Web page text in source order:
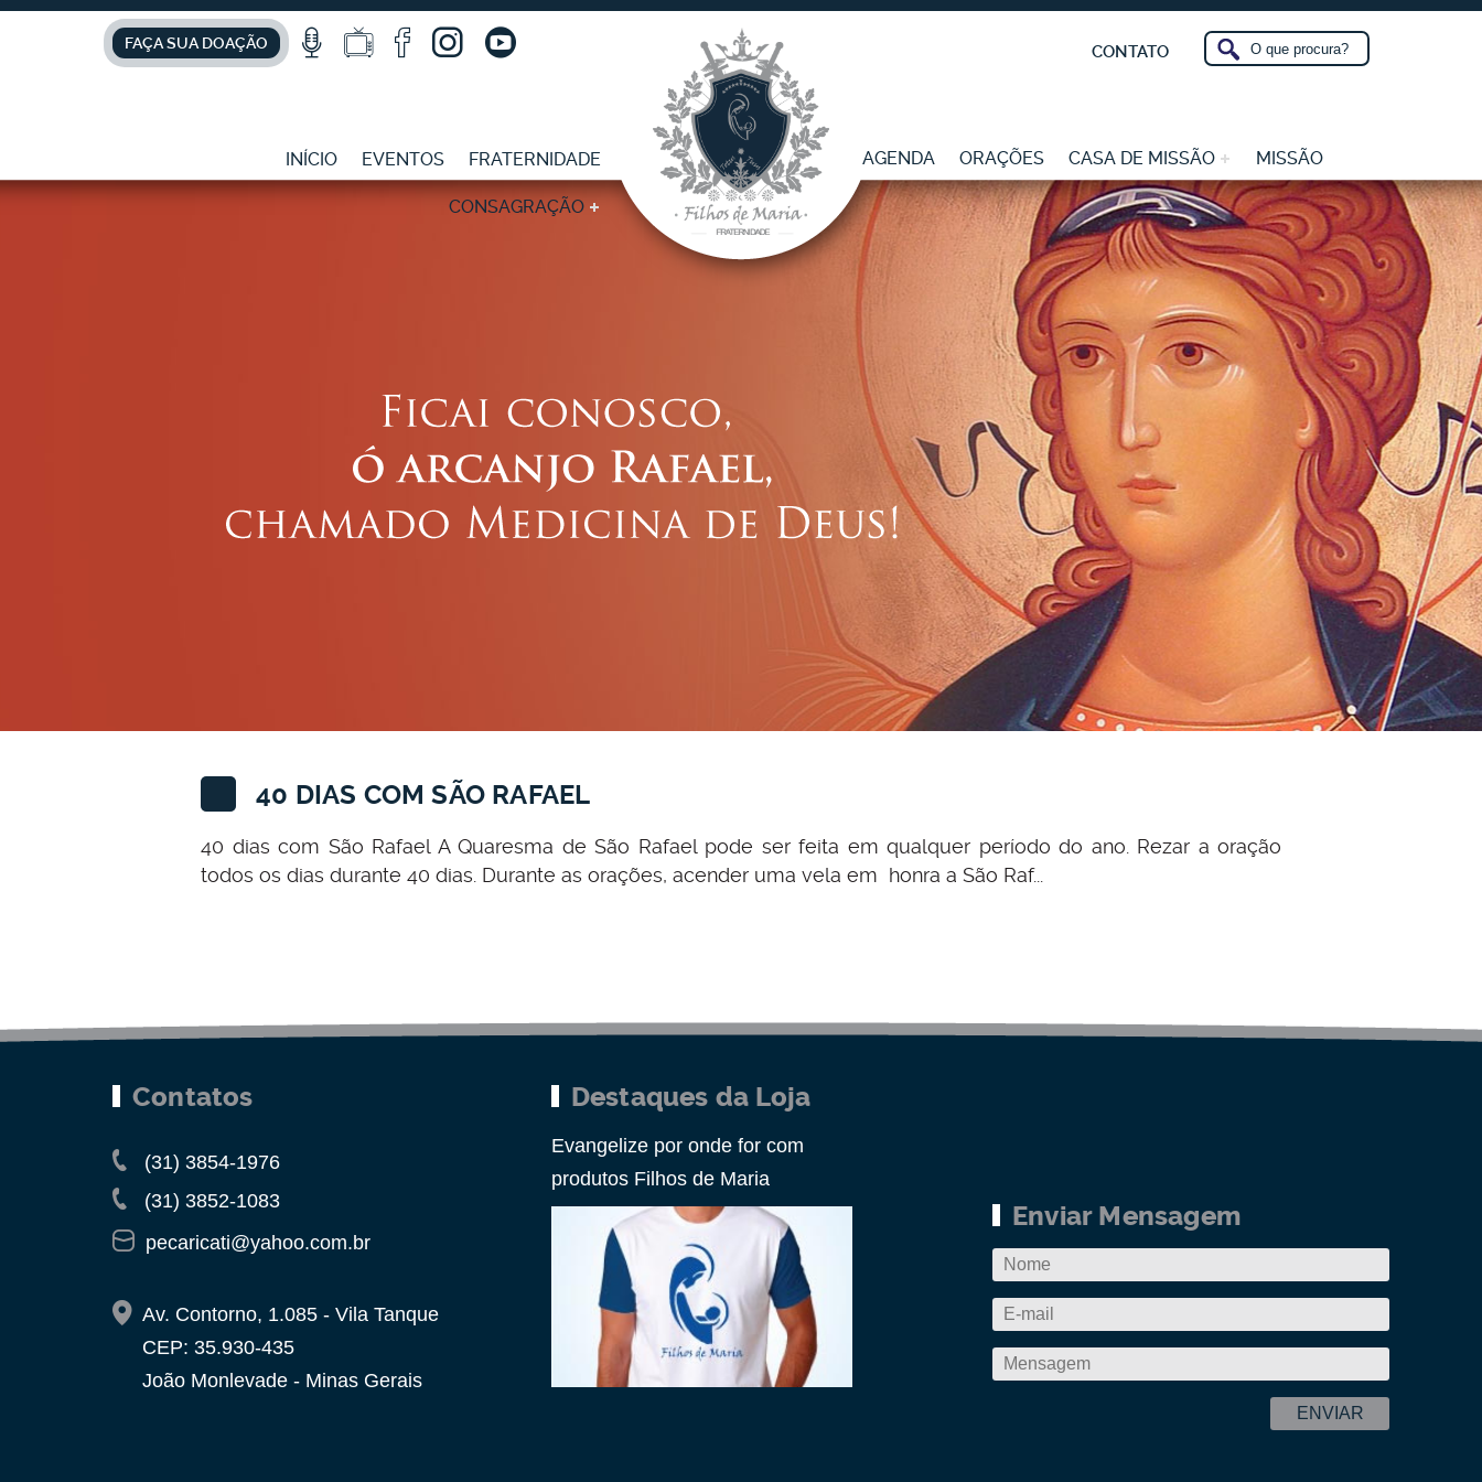
FAÇA SUA DOAÇÃO
INÍCIO EVENTOS FRATERNIDADE
CONSAGRAÇÃO
CONTATO
AGENDA ORAÇÕES CASA DE MISSÃO MISSÃO
40 DIAS COM SÃO RAFAEL
40 dias com São Rafael A Quaresma de São Rafael pode ser feita em qualquer período do ano. Rezar a oração
todos os dias durante 40 dias. Durante as orações, acender uma vela em honra a São Raf...
Contatos
(31) 3854-1976
(31) 3852-1083
pecaricati@yahoo.com.br
Av. Contorno, 1.085 - Vila Tanque
CEP: 35.930-435
João Monlevade - Minas Gerais
Destaques da Loja
Evangelize por onde for com
produtos Filhos de Maria
Enviar Mensagem